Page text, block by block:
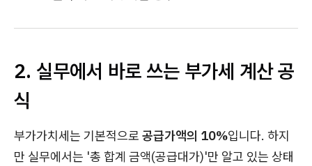
2. 실무에서 바로 쓰는 부가세 계산 공
식
부가가치세는 기본적으로 공급가액의 10%입니다. 하지
만 실무에서는 '총 합계 금액(공급대가)'만 알고 있는 상태